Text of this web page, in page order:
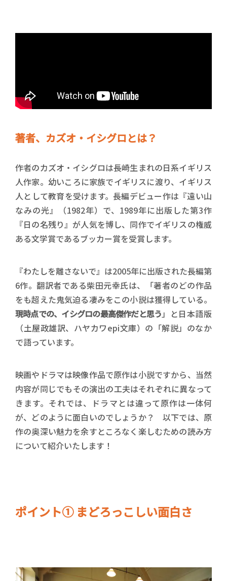
著者、カズオ・イシグロとは？
作者のカズオ・イシグロは長崎生まれの日系イギリス
人作家。幼いころに家族でイギリスに渡り、イギリス
人として教育を受けます。長編デビュー作は『遠い山
なみの光』（1982年）で、1989年に出版した第3作
『日の名残り』が人気を博し、同作でイギリスの権威
ある文学賞であるブッカー賞を受賞します。
『わたしを離さないで』は2005年に出版された長編第
6作。翻訳者である柴田元幸氏は、「著者のどの作品
をも超えた鬼気迫る凄みをこの小説は獲得している。
現時点での、イシグロの最高傑作だと思う」と日本語版
（土屋政雄訳、ハヤカワepi文庫）の「解説」のなか
で語っています。
映画やドラマは映像作品で原作は小説ですから、当然
内容が同じでもその演出の工夫はそれぞれに異なって
きます。それでは、ドラマとは違って原作は一体何
が、どのように面白いのでしょうか？ 以下では、原
作の奥深い魅力を余すところなく楽しむための読み方
について紹介いたします！
ポイント① まどろっこしい面白さ